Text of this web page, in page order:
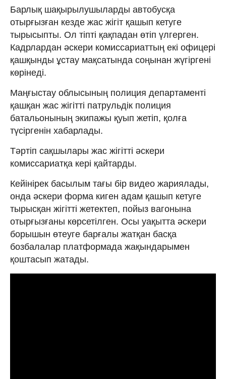
Барлық шақырылушыларды автобусқа
отырғызған кезде жас жігіт қашып кетуге
тырысыпты. Ол тіпті қақпадан өтіп үлгерген.
Кадрлардан әскери комиссариаттың екі офицері
қашқынды ұстау мақсатында соңынан жүгіргені
көрінеді.
Маңғыстау облысының полиция департаменті
қашқан жас жігітті патрульдік полиция
батальонының экипажы қуып жетіп, қолға
түсіргенін хабарлады.
Тәртіп сақшылары жас жігітті әскери
комиссариатқа кері қайтарды.
Кейінірек басылым тағы бір видео жариялады,
онда әскери форма киген адам қашып кетуге
тырысқан жігітті жетектеп, пойыз вагонына
отырғызғаны көрсетілген. Осы уақытта әскери
борышын өтеуге барғалы жатқан басқа
бозбалалар платформада жақындарымен
қоштасып жатады.